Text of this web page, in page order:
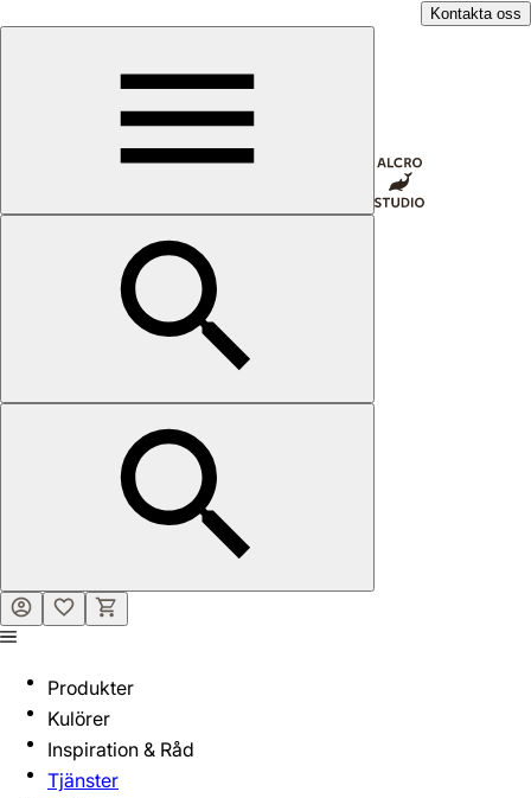
Kontakta oss
Produkter
Kulörer
Inspiration & Råd
Tjänster